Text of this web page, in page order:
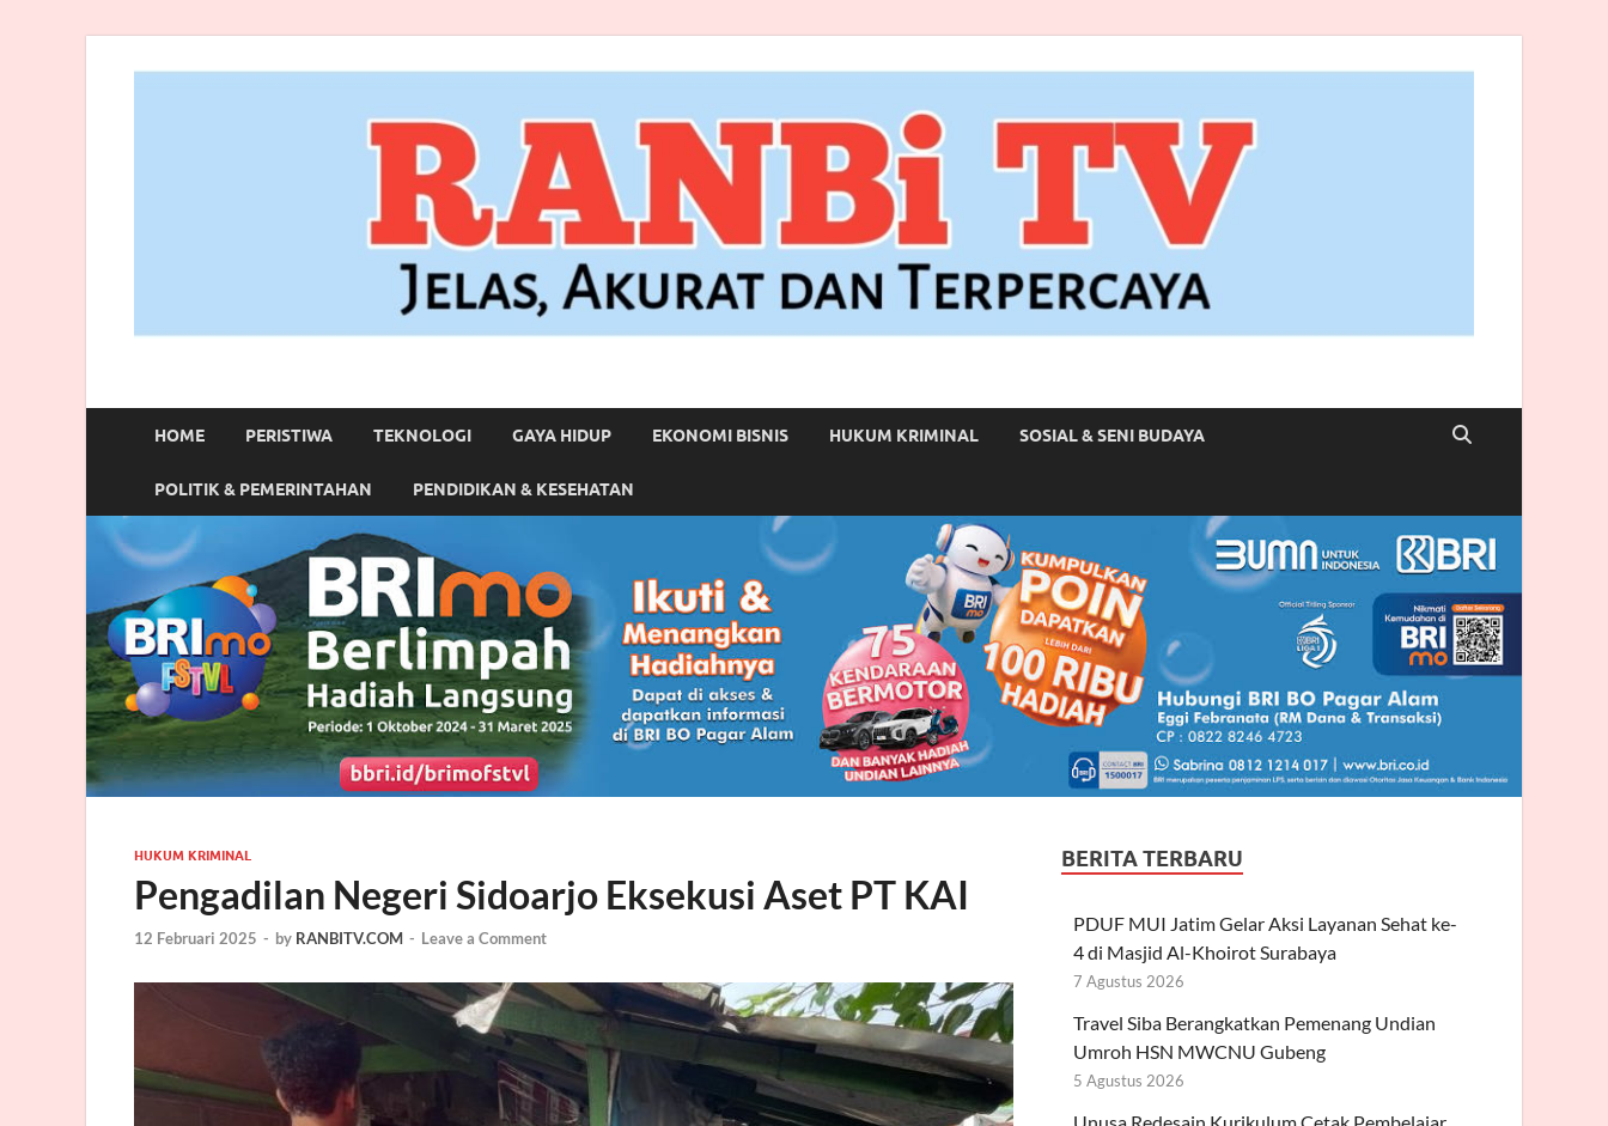
RANBITV.COM
HOME PERISTIWA TEKNOLOGI GAYA HIDUP EKONOMI BISNIS HUKUM KRIMINAL SOSIAL & SENI BUDAYA
POLITIK & PEMERINTAHAN PENDIDIKAN & KESEHATAN
HUKUM KRIMINAL
Pengadilan Negeri Sidoarjo Eksekusi Aset PT KAI
12 Februari 2025 - by RANBITV.COM - Leave a Comment
BERITA TERBARU
PDUF MUI Jatim Gelar Aksi Layanan Sehat ke-
4 di Masjid Al-Khoirot Surabaya
7 Agustus 2026
Travel Siba Berangkatkan Pemenang Undian
Umroh HSN MWCNU Gubeng
5 Agustus 2026